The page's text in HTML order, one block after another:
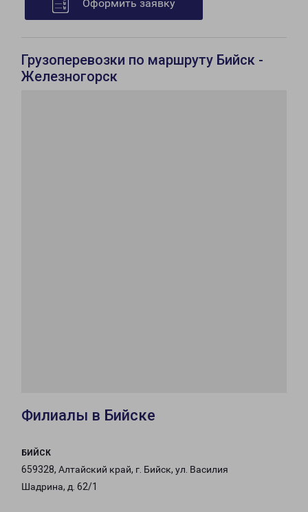
Оформить заявку
Грузоперевозки по маршруту Бийск -
Железногорск
Филиалы в Бийске
БИЙСК
659328, Алтайский край, г. Бийск, ул. Василия
Шадрина, д. 62/1